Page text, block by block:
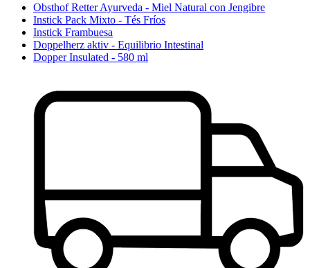
Obsthof Retter Ayurveda - Miel Natural con Jengibre
Instick Pack Mixto - Tés Fríos
Instick Frambuesa
Doppelherz aktiv - Equilibrio Intestinal
Dopper Insulated - 580 ml